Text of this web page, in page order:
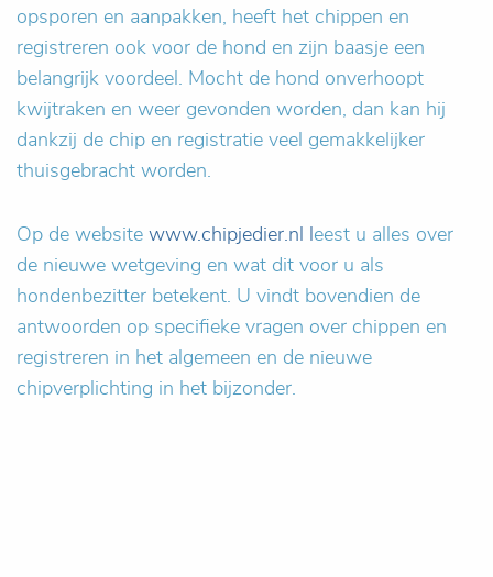
opsporen en aanpakken, heeft het chippen en
registreren ook voor de hond en zijn baasje een
belangrijk voordeel. Mocht de hond onverhoopt
kwijtraken en weer gevonden worden, dan kan hij
dankzij de chip en registratie veel gemakkelijker
thuisgebracht worden.
Op de website www.chipjedier.nl leest u alles over
de nieuwe wetgeving en wat dit voor u als
hondenbezitter betekent. U vindt bovendien de
antwoorden op specifieke vragen over chippen en
registreren in het algemeen en de nieuwe
chipverplichting in het bijzonder.